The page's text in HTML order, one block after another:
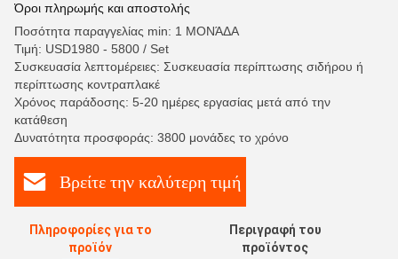
Όροι πληρωμής και αποστολής
Ποσότητα παραγγελίας min: 1 ΜΟΝΆΔΑ
Τιμή: USD1980 - 5800 / Set
Συσκευασία λεπτομέρειες: Συσκευασία περίπτωσης σιδήρου ή
περίπτωσης κοντραπλακέ
Χρόνος παράδοσης: 5-20 ημέρες εργασίας μετά από την
κατάθεση
Δυνατότητα προσφοράς: 3800 μονάδες το χρόνο
Βρείτε την καλύτερη τιμή
Πληροφορίες για το
προϊόν
Περιγραφή του
προϊόντος